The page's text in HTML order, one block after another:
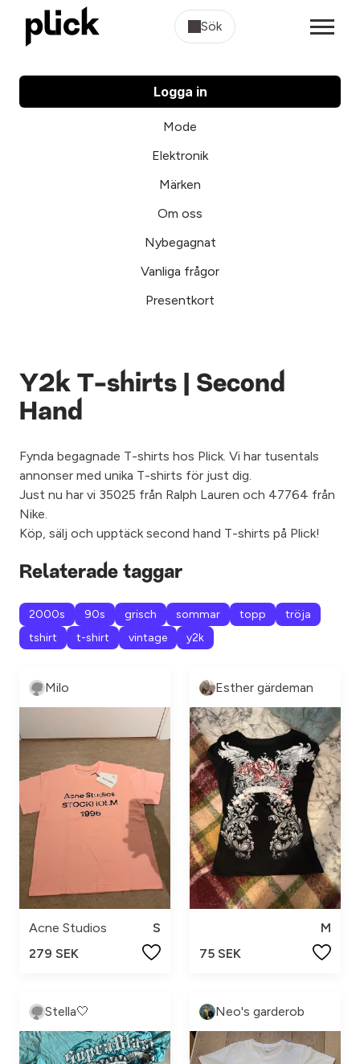
Sök
Logga in
Mode
Elektronik
Märken
Om oss
Nybegagnat
Vanliga frågor
Presentkort
Y2k T-shirts | Second
Hand
Fynda begagnade T-shirts hos Plick. Vi har tusentals
annonser med unika T-shirts för just dig.
Just nu har vi 35025 från Ralph Lauren och 47764 från
Nike.
Köp, sälj och upptäck second hand T-shirts på Plick!
Relaterade taggar
2000s 90s grisch sommar topp
tröja
tshirt
t-shirt vintage y2k
Milo
Acne Studios
S
279 SEK
Esther gärdeman
M
75 SEK
Stella🤍 Neo's garderob